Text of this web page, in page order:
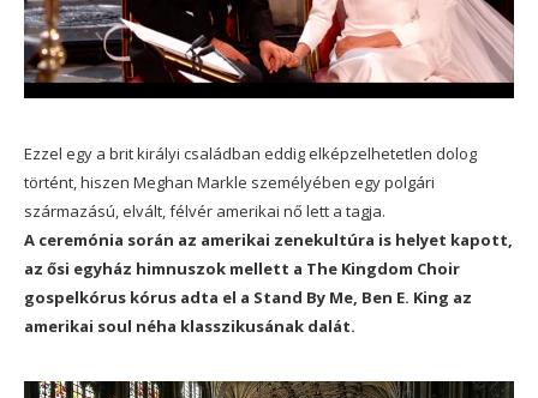
Ezzel egy a brit királyi családban eddig elképzelhetetlen dolog
történt, hiszen Meghan Markle személyében egy polgári
származású, elvált, félvér amerikai nő lett a tagja.
A ceremónia során az amerikai zenekultúra is helyet kapott,
az ősi egyház himnuszok mellett a The Kingdom Choir
gospelkórus kórus adta el a Stand By Me, Ben E. King az
amerikai soul néha klasszikusának dalát.